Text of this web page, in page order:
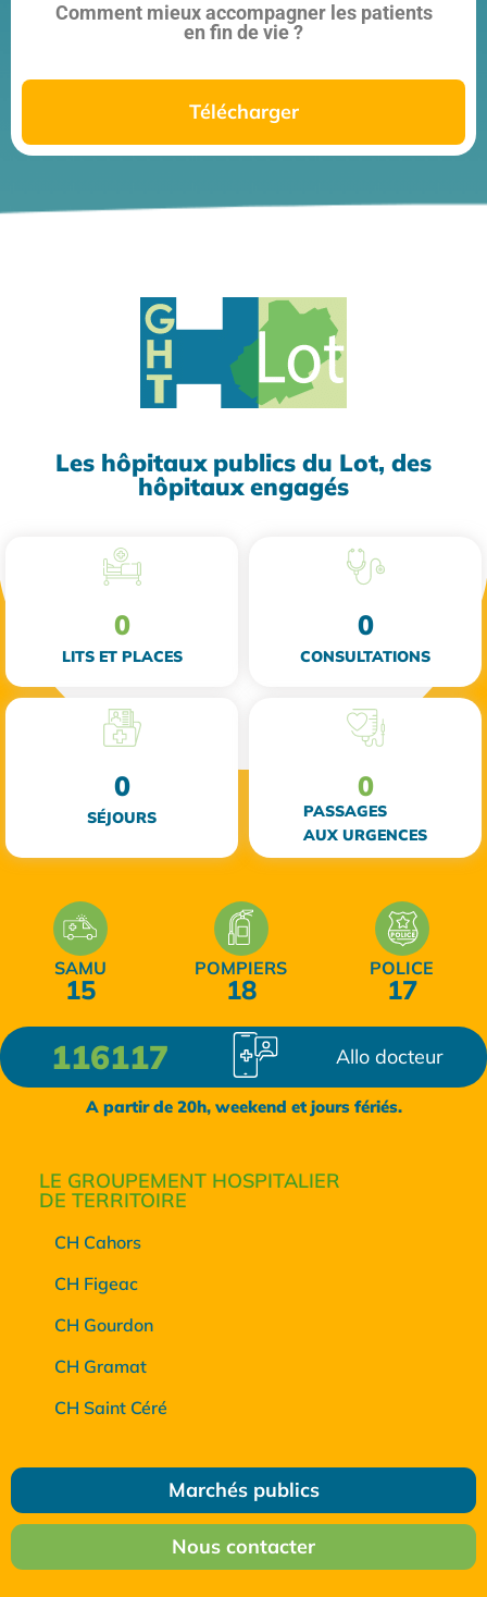
Comment mieux accompagner les patients
en fin de vie ?
Télécharger
Les hôpitaux publics du Lot, des
hôpitaux engagés
LITS ET PLACES
0
CONSULTATIONS
0
SÉJOURS
0
PASSAGES
AUX URGENCES
0
SAMU
15
POMPIERS
18
POLICE
17
116117 Allo docteur
A partir de 20h, weekend et jours fériés.
LE GROUPEMENT HOSPITALIER
DE TERRITOIRE
CH Cahors
CH Figeac
CH Gourdon
CH Gramat
CH Saint Céré
Marchés publics
Nous contacter